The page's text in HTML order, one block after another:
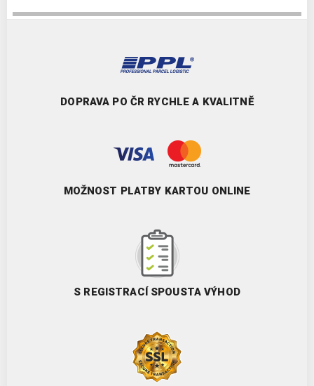
DOPRAVA PO ČR RYCHLE A KVALITNĚ
MOŽNOST PLATBY KARTOU ONLINE
S REGISTRACÍ SPOUSTA VÝHOD